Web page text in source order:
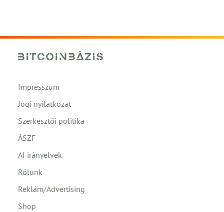
Impresszum
Jogi nyilatkozat
Szerkesztői politika
ÁSZF
AI irányelvek
Rólunk
Reklám/Advertising
Shop